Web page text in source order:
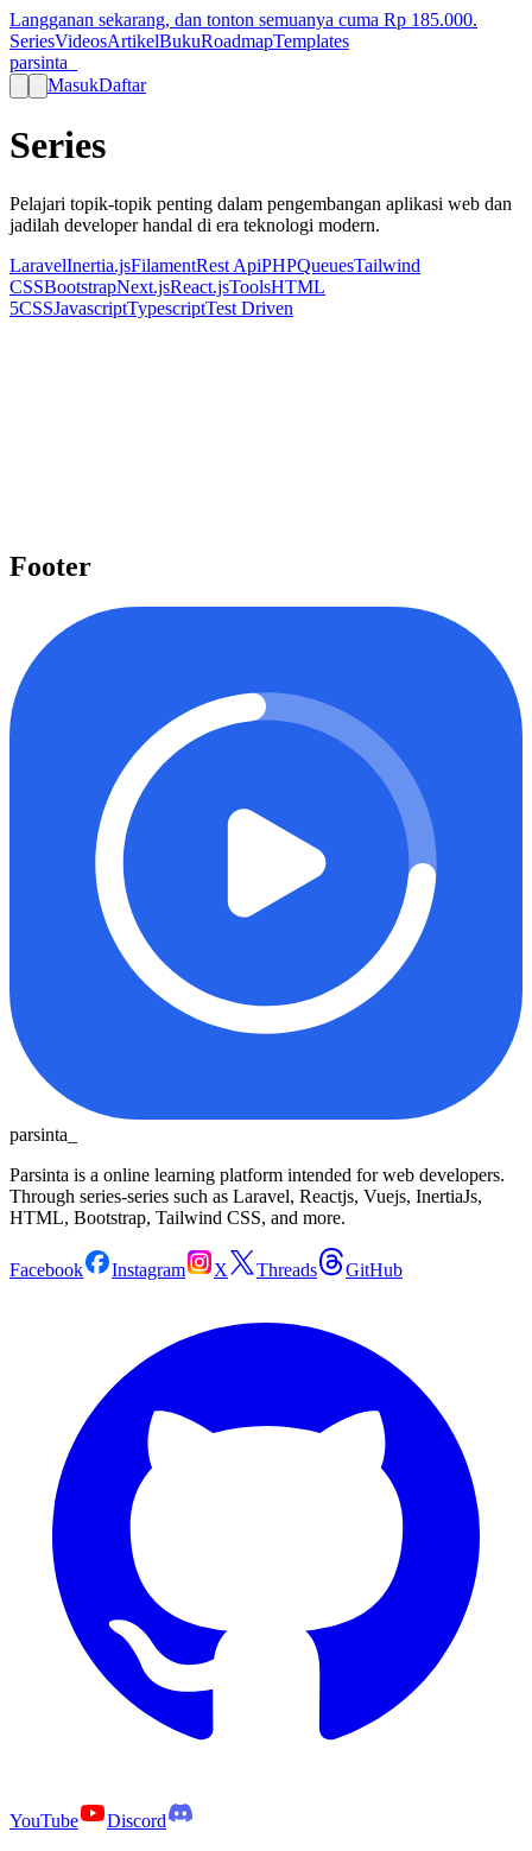
Langganan sekarang, dan tonton semuanya cuma Rp 185.000.
SeriesVideosArtikelBukuRoadmapTemplates
parsinta_
MasukDaftar
Series
Pelajari topik-topik penting dalam pengembangan aplikasi web dan
jadilah developer handal di era teknologi modern.
LaravelInertia.jsFilamentRest ApiPHPQueuesTailwind
CSSBootstrapNext.jsReact.jsToolsHTML
5CSSJavascriptTypescriptTest Driven
Footer
parsinta_
Parsinta is a online learning platform intended for web developers.
Through series-series such as Laravel, Reactjs, Vuejs, InertiaJs,
HTML, Bootstrap, Tailwind CSS, and more.
Facebook Instagram X Threads GitHub
YouTube Discord